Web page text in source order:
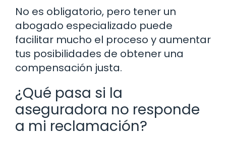
No es obligatorio, pero tener un
abogado especializado puede
facilitar mucho el proceso y aumentar
tus posibilidades de obtener una
compensación justa.
¿Qué pasa si la
aseguradora no responde
a mi reclamación?